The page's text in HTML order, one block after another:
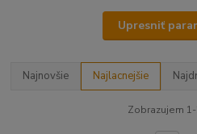
Upresniť
Najnovšie Najlacnejšie
Zobrazujem 1-